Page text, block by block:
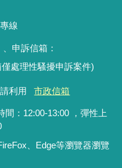
線
、申訴信箱 ：
處理性騷擾申訴案件)
利用 市政信箱
間：12:00-13:00 ，彈性上
、Edge等瀏覽器瀏覽